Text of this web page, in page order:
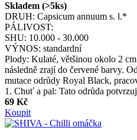
Skladem (>5ks)
DRUH: Capsicum annuum s. l.*
PÁLIVOST:
SHU: 10.000 - 30.000
VÝNOS: standardní
Plody: Kulaté, většinou okolo 2
následně zrají do červené barvy.
mutace odrůdy Royal Black,
1. Chuť a pal: Tato odrůda
69 Kč
Koupit